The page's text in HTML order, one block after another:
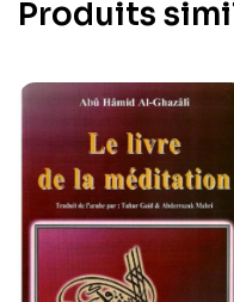
Produits